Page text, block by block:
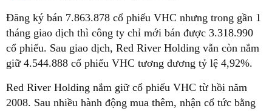
Đăng ký bán 7.863.878 cổ phiếu VHC nhưng trong gần 1
tháng giao dịch thì công ty chỉ mới bán được 3.318.990
cổ phiếu. Sau giao dịch, Red River Holding vẫn còn nắm
giữ 4.544.888 cổ phiếu VHC tương đương tỷ lệ 4,92%.
Red River Holding nắm giữ cổ phiếu VHC từ hồi năm
2008. Sau nhiều hành động mua thêm, nhận cổ tức bằng